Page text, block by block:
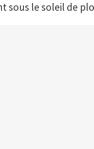
sous le soleil de